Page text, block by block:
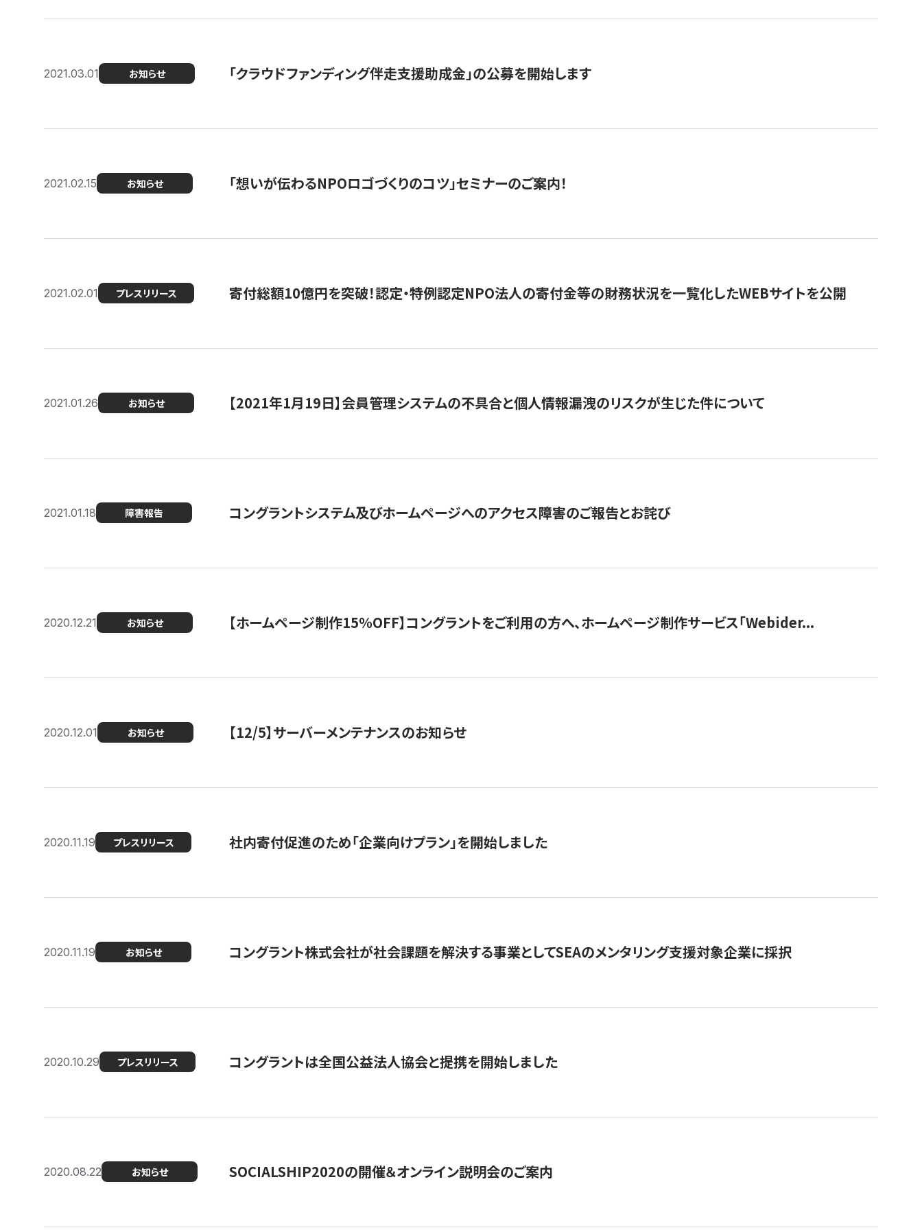
2021.03.01 お知らせ 「クラウドファンディング伴走支援助成金」の公募を開始します
2021.02.15 お知らせ 「想いが伝わるNPOロゴづくりのコツ」セミナーのご案内！
2021.02.01 プレスリリース 寄付総額10億円を突破！認定・特例認定NPO法人の寄付金等の財務状況を一覧化したWEBサイトを公開
2021.01.26 お知らせ 【2021年1月19日】会員管理システムの不具合と個人情報漏洩のリスクが生じた件について
2021.01.18 障害報告 コングラントシステム及びホームページへのアクセス障害のご報告とお詫び
2020.12.21 お知らせ 【ホームページ制作15％OFF】コングラントをご利用の方へ、ホームページ制作サービス「Webider...
2020.12.01 お知らせ 【12/5】サーバーメンテナンスのお知らせ
2020.11.19 プレスリリース 社内寄付促進のため「企業向けプラン」を開始しました
2020.11.19 お知らせ コングラント株式会社が社会課題を解決する事業としてSEAのメンタリング支援対象企業に採択
2020.10.29 プレスリリース コングラントは全国公益法人協会と提携を開始しました
2020.08.22 お知らせ SOCIALSHIP2020の開催＆オンライン説明会のご案内